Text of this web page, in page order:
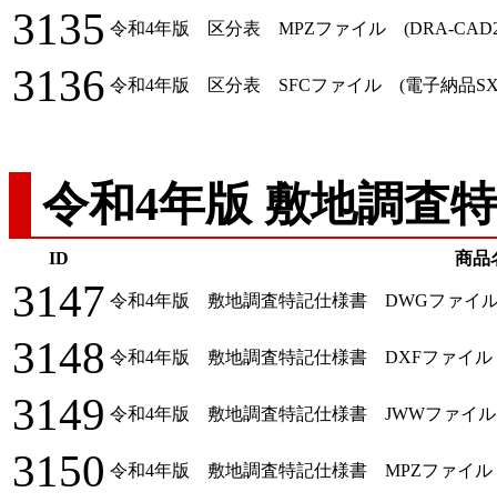
3135 令和4年版 区分表 MPZファイル (DRA-
3136 令和4年版 区分表 SFCファイル (電子納品
令和4年版 敷地調査
ID 商品
3147 令和4年版 敷地調査特記仕様書 DWGファイ
3148 令和4年版 敷地調査特記仕様書 DXFファイル
3149 令和4年版 敷地調査特記仕様書 JWWファイル
3150 令和4年版 敷地調査特記仕様書 MPZファイ